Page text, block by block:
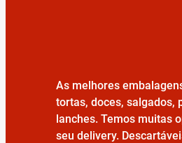
As melhores
tortas, doces, salgados,
lanches. Temos muitas
seu delivery.